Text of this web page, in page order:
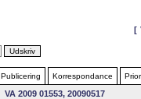
Publicering Korrespondance
VA 2009 01553, 20090517